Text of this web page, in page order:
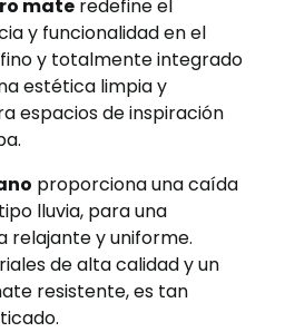
mate redefine el
y funcionalidad en el
y totalmente integrado
estética limpia y
espacios de inspiración
proporciona una caída
lluvia, para una
relajante y uniforme.
de alta calidad y un
resistente, es tan